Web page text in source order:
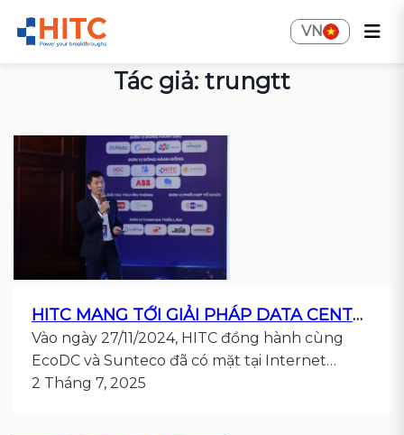
VN
Tác giả: trungtt
HITC MANG TỚI GIẢI PHÁP DATA CENTER VÀ CLOUD TẠI SỰ KIỆN INTERNET DAY 2024.
Vào ngày 27/11/2024, HITC đồng hành cùng
EcoDC và Sunteco đã có mặt tại Internet…
2 Tháng 7, 2025